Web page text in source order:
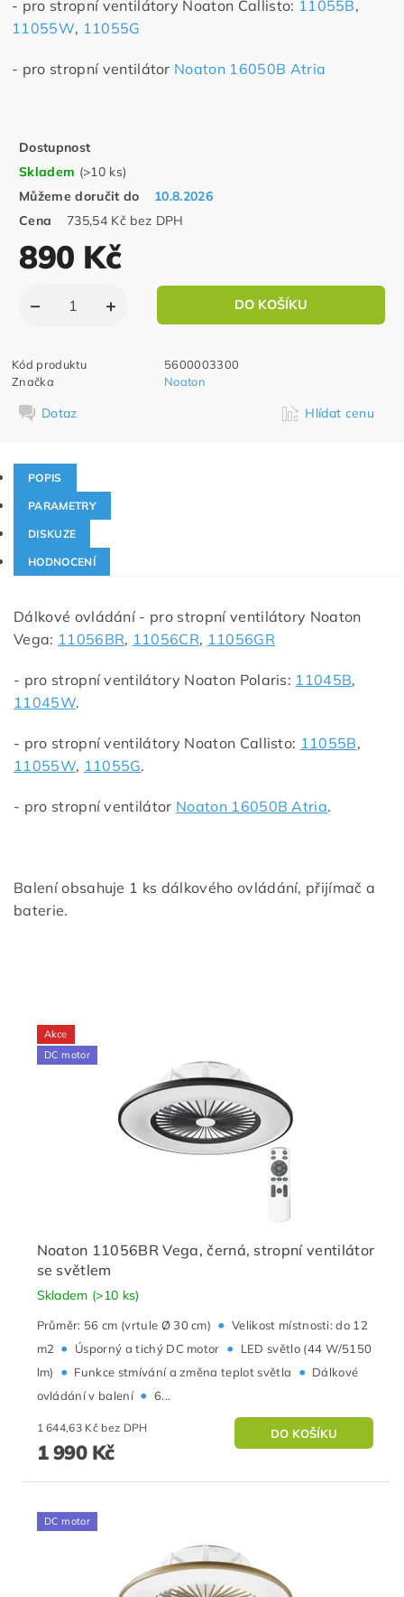
- pro stropní ventilátory Noaton Callisto: 11055B,
11055W, 11055G
- pro stropní ventilátor Noaton 16050B Atria
Dostupnost
Skladem (>10 ks)
Můžeme doručit do
10.8.2026
Cena
735,54 Kč bez DPH
890 Kč
Kód produktu
5600003300
Značka
Noaton
Dotaz Hlídat cenu
POPIS
PARAMETRY
DISKUZE
HODNOCENÍ
Dálkové ovládání - pro stropní ventilátory Noaton
Vega: 11056BR, 11056CR, 11056GR
- pro stropní ventilátory Noaton Polaris: 11045B,
11045W.
- pro stropní ventilátory Noaton Callisto: 11055B,
11055W, 11055G.
- pro stropní ventilátor Noaton 16050B Atria.
Balení obsahuje 1 ks dálkového ovládání, přijímač a
baterie.
Akce
DC motor
Noaton 11056BR Vega, černá, stropní ventilátor
se světlem
Skladem (>10 ks)
Průměr: 56 cm (vrtule Ø 30 cm) • Velikost místnosti: do 12
m2 • Úsporný a tichý DC motor •
LED světlo (44 W/5150
lm)
• Funkce stmívání a změna teplot světla • Dálkové
ovládání v balení • 6...
1 644,63 Kč bez DPH
1 990 Kč
DC motor